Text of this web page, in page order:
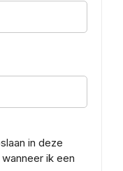
in deze
ik een